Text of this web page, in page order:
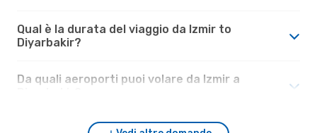
Qual è la durata del viaggio da Izmir to
Diyarbakir?
Da quali aeroporti puoi volare da Izmir a